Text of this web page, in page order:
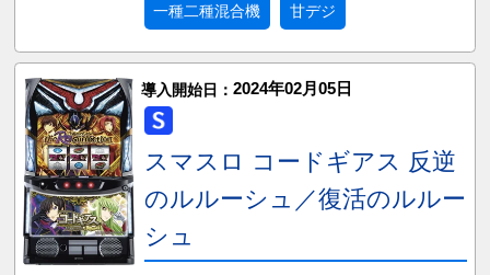
一種二種混合機 甘デジ
導入開始日： 2024年02月05日
スマスロ コードギアス 反逆
のルルーシュ／復活のルルー
シュ